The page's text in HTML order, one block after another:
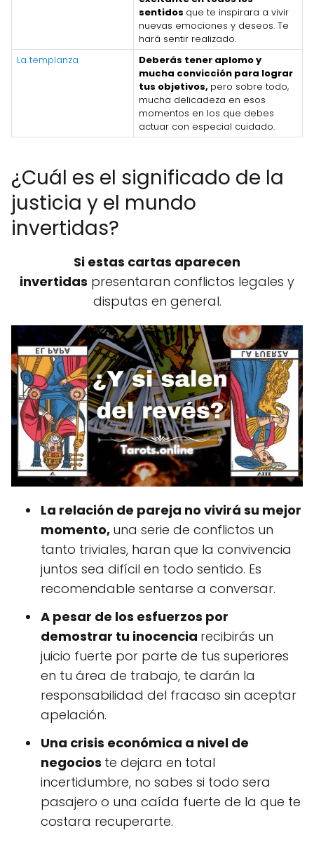
sentidos que te inspirara a vivir
nuevas emociones y deseos. Te
hará sentir realizado.
La templanza
Deberás tener aplomo y
mucha convicción para lograr
tus objetivos, pero sobre todo,
mucha delicadeza en esos
momentos en los que debes
actuar con especial cuidado.
¿Cuál es el significado de la
justicia y el mundo
invertidas?
Si estas cartas aparecen
invertidas presentaran conflictos legales y
disputas en general.
La relación de pareja no vivirá su mejor
momento, una serie de conflictos un
tanto triviales, haran que la convivencia
juntos sea difícil en todo sentido. Es
recomendable sentarse a conversar.
A pesar de los esfuerzos por
demostrar tu inocencia recibirás un
juicio fuerte por parte de tus superiores
en tu área de trabajo, te darán la
responsabilidad del fracaso sin aceptar
apelación.
Una crisis económica a nivel de
negocios te dejara en total
incertidumbre, no sabes si todo sera
pasajero o una caída fuerte de la que te
costara recuperarte.